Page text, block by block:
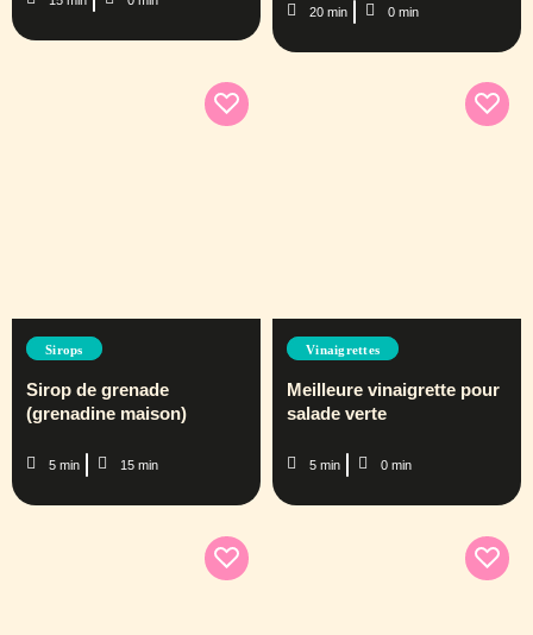
20 min 0 min
Sirops
Sirop de grenade
(grenadine maison)
5 min 15 min
Vinaigrettes
Meilleure vinaigrette pour
salade verte
5 min 0 min